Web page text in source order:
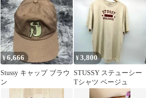
¥6,666
Stussy キャップ ブラウ
ン
¥3,800
STUSSY ステューシー
Tシャツ ベージュ